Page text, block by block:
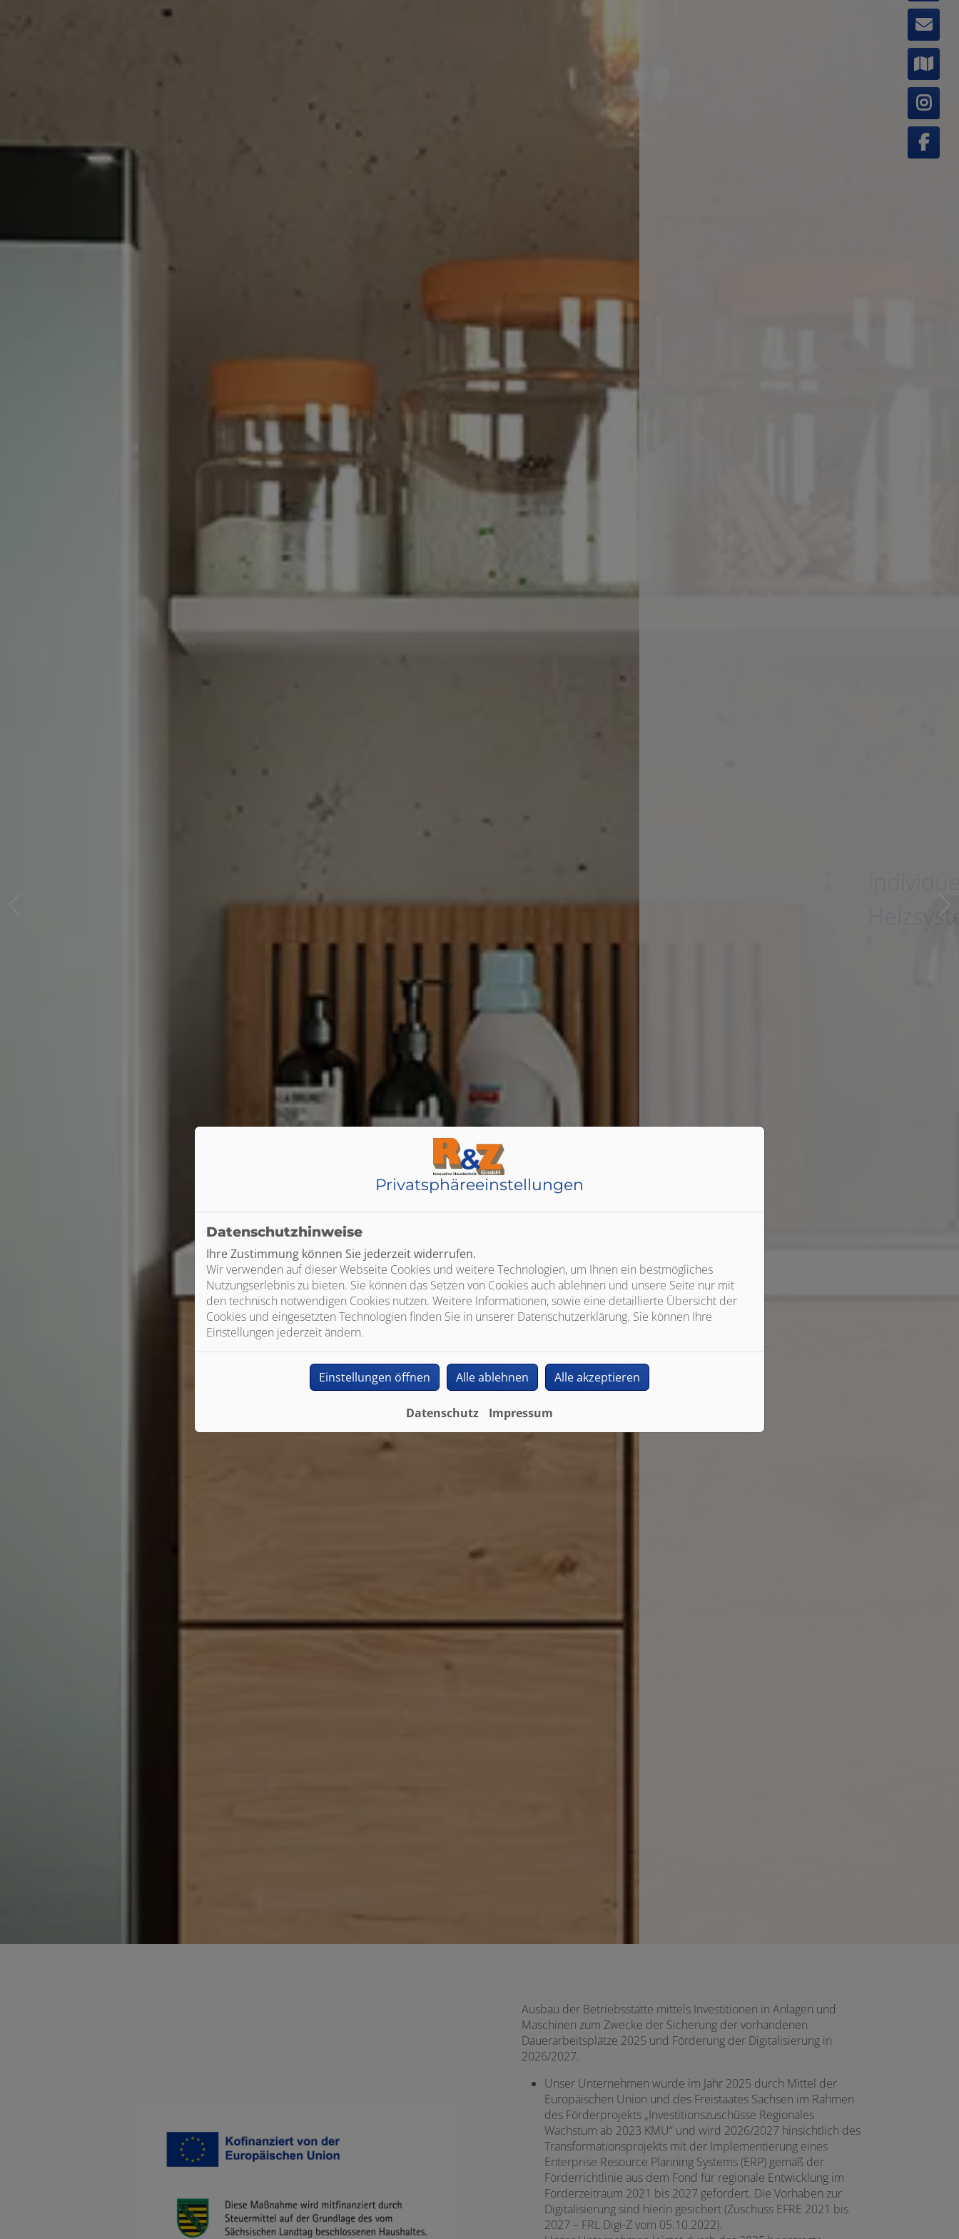
Ausbau der Betriebsstätte mittels Investitionen in Anlagen und
Maschinen zum Zwecke der Sicherung der vorhandenen
Dauerarbeitsplätze 2025 und Förderung der Digitalisierung in
2026/2027.
Unser Unternehmen wurde im Jahr 2025 durch Mittel der
Europäischen Union und des Freistaates Sachsen im Rahmen
des Förderprojekts „Investitionszuschüsse Regionales
Wachstum ab 2023 KMU“ und wird 2026/2027 hinsichtlich des
Transformationsprojekts mit der Implementierung eines
Enterprise Resource Planning Systems (ERP) gemäß der
Förderrichtlinie aus dem Fond für regionale Entwicklung im
Förderzeitraum 2021 bis 2027 gefördert. Die Vorhaben zur
Digitalisierung sind hierin gesichert (Zuschuss EFRE 2021 bis
2027 – FRL Digi-Z vom 05.10.2022).
Privatsphäre­einstellungen
Datenschutzhinweise
Ihre Zustimmung können Sie jederzeit widerrufen.
Wir verwenden auf dieser Webseite Cookies und weitere Technologien, um Ihnen ein bestmögliches
Nutzungserlebnis zu bieten. Sie können das Setzen von Cookies auch ablehnen und unsere Seite nur mit
den technisch notwendigen Cookies nutzen. Weitere Informationen, sowie eine detaillierte Übersicht der
Cookies und eingesetzten Technologien finden Sie in unserer Datenschutzerklärung. Sie können Ihre
Einstellungen jederzeit ändern.
Einstellungen öffnen Alle ablehnen Alle akzeptieren
Datenschutz Impressum